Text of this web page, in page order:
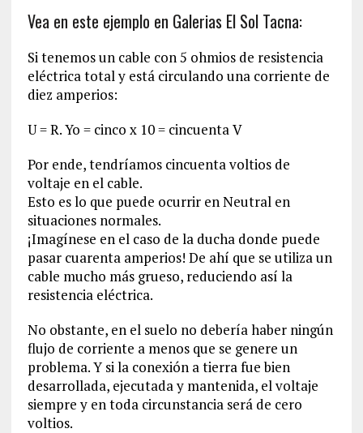
Vea en este ejemplo en Galerias El Sol Tacna:
Si tenemos un cable con 5 ohmios de resistencia
eléctrica total y está circulando una corriente de
diez amperios:
U = R. Yo = cinco x 10 = cincuenta V
Por ende, tendríamos cincuenta voltios de
voltaje en el cable.
Esto es lo que puede ocurrir en Neutral en
situaciones normales.
¡Imagínese en el caso de la ducha donde puede
pasar cuarenta amperios! De ahí que se utiliza un
cable mucho más grueso, reduciendo así la
resistencia eléctrica.
No obstante, en el suelo no debería haber ningún
flujo de corriente a menos que se genere un
problema. Y si la conexión a tierra fue bien
desarrollada, ejecutada y mantenida, el voltaje
siempre y en toda circunstancia será de cero
voltios.